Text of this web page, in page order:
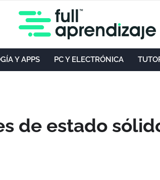
Y APPS PC Y ELECTRÓNICA
de estado